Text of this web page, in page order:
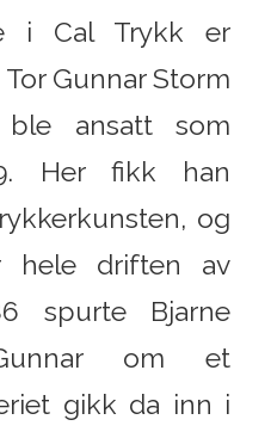
i Cal Trykk er
Gunnar Storm
ble ansatt som
Her fikk han
og
hele driften av
spurte Bjarne
om et
gikk da inn i